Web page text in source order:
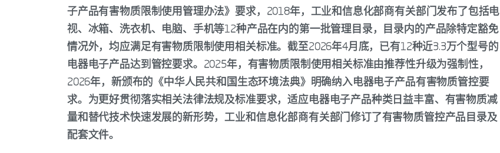
子产品有害物质限制使用管理办法》要求，2018年，工业和信息化部商有关部门发布了包括电
视、冰箱、洗衣机、电脑、手机等12种产品在内的第一批管理目录，目录内的产品除特定豁免
情况外，均应满足有害物质限制使用相关标准。截至2026年4月底，已有12种近3.3万个型号的
电器电子产品达到管控要求。2025年，有害物质限制使用相关标准由推荐性升级为强制性，
2026年，新颁布的《中华人民共和国生态环境法典》明确纳入电器电子产品有害物质管控要
求。为更好贯彻落实相关法律法规及标准要求，适应电器电子产品种类日益丰富、有害物质减
量和替代技术快速发展的新形势，工业和信息化部商有关部门修订了有害物质管控产品目录及
配套文件。